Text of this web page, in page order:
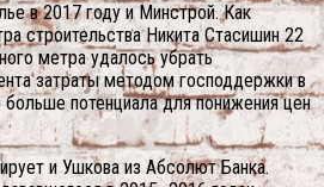
в 2017 году и Минстрой. Как
строительства Никита Стасишин 22
метра удалось убрать
затраты методом господдержки в
потенциала для понижения цен
и Ушкова из Абсолют Банка.